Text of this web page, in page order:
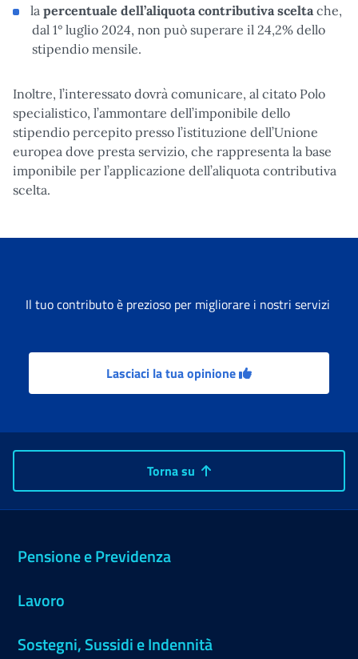
la percentuale dell’aliquota contributiva scelta che,
dal 1° luglio 2024, non può superare il 24,2% dello
stipendio mensile.
Inoltre, l’interessato dovrà comunicare, al citato Polo
specialistico, l’ammontare dell’imponibile dello
stipendio percepito presso l’istituzione dell’Unione
europea dove presta servizio, che rappresenta la base
imponibile per l’applicazione dell’aliquota contributiva
scelta.
Il tuo contributo è prezioso per migliorare i nostri servizi
Lasciaci la tua opinione
Torna su
Pensione e Previdenza
Lavoro
Sostegni, Sussidi e Indennità